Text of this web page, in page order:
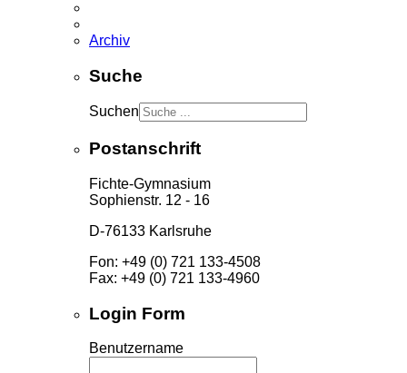
Archiv
Suche
Suchen
Postanschrift
Fichte-Gymnasium
Sophienstr. 12 - 16
D-76133 Karlsruhe
Fon: +49 (0) 721 133-4508
Fax: +49 (0) 721 133-4960
Login Form
Benutzername